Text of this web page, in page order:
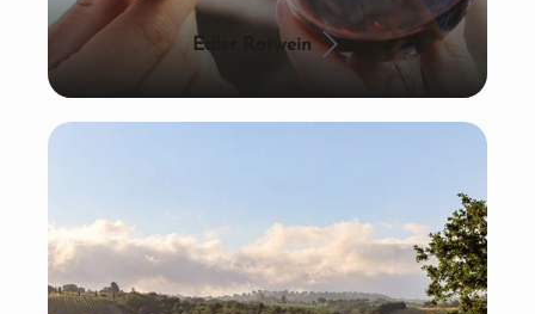
Edler Rotwein